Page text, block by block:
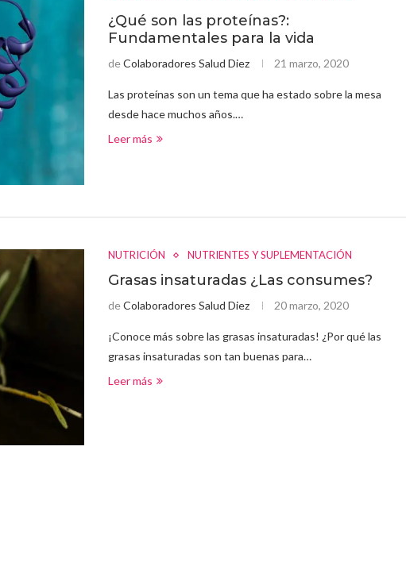
¿Qué son las proteínas?:
Fundamentales para la vida
deColaboradores Salud Diez 21 marzo, 2020
Las proteínas son un tema que ha estado sobre la mesa
desde hace muchos años.…
Leer más
NUTRICIÓN NUTRIENTES Y SUPLEMENTACIÓN
Grasas insaturadas ¿Las consumes?
deColaboradores Salud Diez 20 marzo, 2020
¡Conoce más sobre las grasas insaturadas! ¿Por qué las
grasas insaturadas son tan buenas para…
Leer más